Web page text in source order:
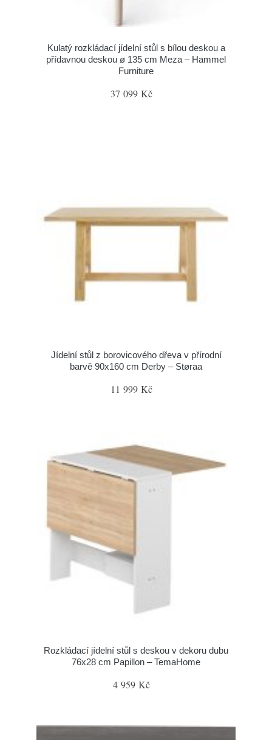
Kulatý rozkládací jídelní stůl s bílou deskou a
přídavnou deskou ø 135 cm Meza – Hammel
Furniture
37 099 Kč
Jídelní stůl z borovicového dřeva v přírodní
barvě 90x160 cm Derby – Støraa
11 999 Kč
Rozkládací jídelní stůl s deskou v dekoru dubu
76x28 cm Papillon – TemaHome
4 959 Kč